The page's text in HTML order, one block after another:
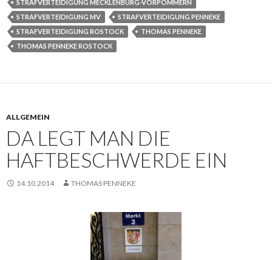
STRAFVERTEIDIGUNG MECKLENBURG-VORPOMMERN
STRAFVERTEIDIGUNG MV
STRAFVERTEIDIGUNG PENNEKE
STRAFVERTEIDIGUNG ROSTOCK
THOMAS PENNEKE
THOMAS PENNEKE ROSTOCK
ALLGEMEIN
DA LEGT MAN DIE
HAFTBESCHWERDE EIN
14.10.2014 THOMAS PENNEKE